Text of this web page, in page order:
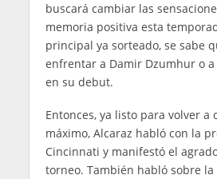
buscará cambiar las
memoria positiva esta
principal ya sorteado, se sabe
enfrentar a Damir Dzumhur o
en su debut.
Entonces, ya listo para volver a
máximo, Alcaraz habló con la
Cincinnati y manifestó el
torneo. También habló sobre